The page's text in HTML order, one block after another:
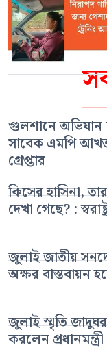
গুলশানে অভিযান
সাবেক এমপি
গ্রেপ্তার
কিসের হাসিনা,
দেখা গেছে? :
জুলাই জাতীয়
অক্ষর বাস্তবায়ন হবে:
জুলাই স্মৃতি
করলেন প্রধানমন্ত্রী